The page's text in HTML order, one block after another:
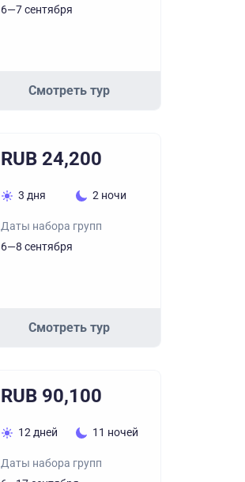
6—7 сентября
Смотреть тур
RUB 24,200
3 дня 2 ночи
Даты набора групп
6—8 сентября
Смотреть тур
RUB 90,100
12 дней 11 ночей
Даты набора групп